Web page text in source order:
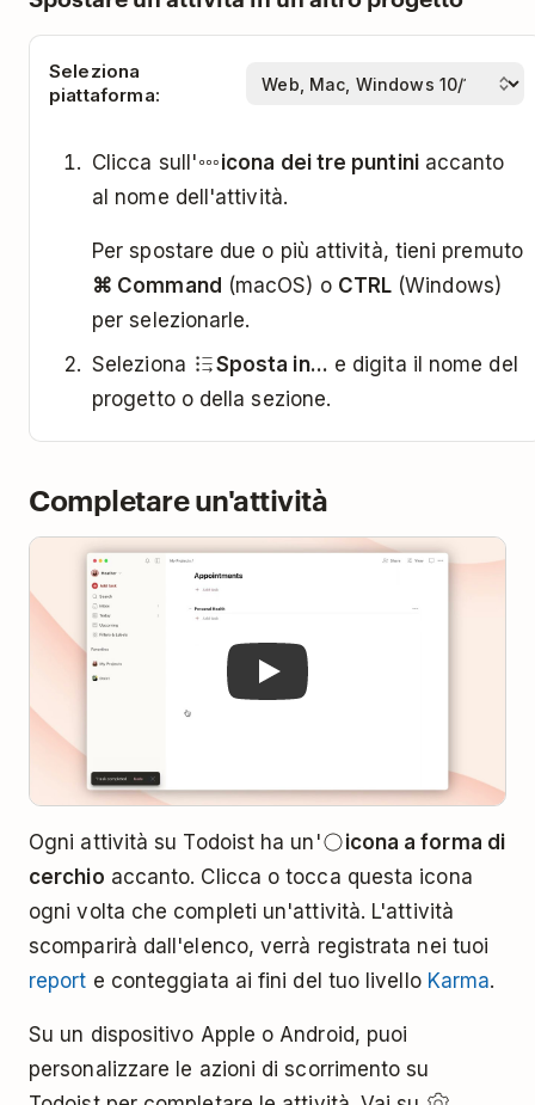
Seleziona
piattaforma:
Clicca sull' icona dei tre puntiniaccanto
al nome dell'attività.
Per spostare due o più attività, tieni premuto
⌘ Command (macOS) o CTRL (Windows)
per selezionarle.
Seleziona
Sposta in... e digita il nome del
progetto o della sezione.
Completare un'attività
Play
Ogni attività su Todoist ha un'
icona a forma di
cerchio accanto. Clicca o tocca questa icona
ogni volta che completi un'attività. L'attività
scomparirà dall'elenco, verrà registrata nei tuoi
report e conteggiata ai fini del tuo livello Karma.
Su un dispositivo Apple o Android, puoi
personalizzare le azioni di scorrimento su